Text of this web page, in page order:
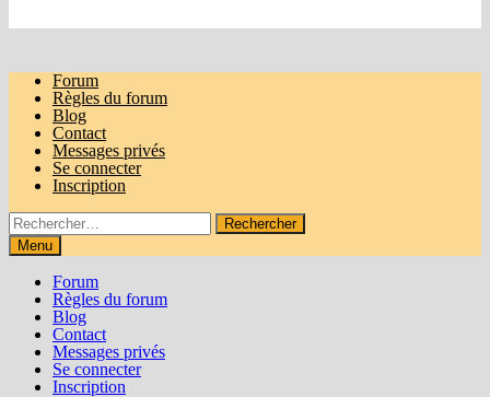
Forum
Règles du forum
Blog
Contact
Messages privés
Se connecter
Inscription
Rechercher :
Menu
Forum
Règles du forum
Blog
Contact
Messages privés
Se connecter
Inscription